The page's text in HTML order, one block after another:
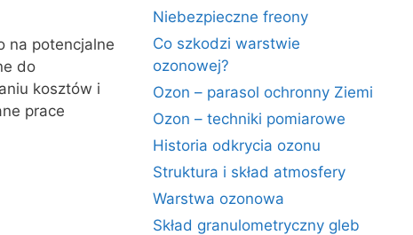
na potencjalne
do
kosztów i
prace
Niebezpieczne freony
Co szkodzi warstwie
ozonowej?
Ozon – parasol ochronny Ziemi
Ozon – techniki pomiarowe
Historia odkrycia ozonu
Struktura i skład atmosfery
Warstwa ozonowa
Skład granulometryczny gleb